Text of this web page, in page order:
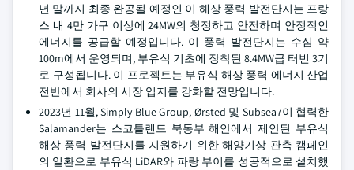
년 말까지 최종 완공될 예정인 이 해상 풍력 발전단지는 프랑
스 내 4만 가구 이상에 24MW의 청정하고 안전하며 안정적인
에너지를 공급할 예정입니다. 이 풍력 발전단지는 수심 약
100m에서 운영되며, 부유식 기초에 장착된 8.4MW급 터빈 3기
로 구성됩니다. 이 프로젝트는 부유식 해상 풍력 에너지 산업
전반에서 회사의 시장 입지를 강화할 전망입니다.
2023년 11월, Simply Blue Group, Ørsted 및 Subsea7이 협력한
Salamander는 스코틀랜드 북동부 해안에서 제안된 부유식
해상 풍력 발전단지를 지원하기 위한 해양기상 관측 캠페인
의 일환으로 부유식 LiDAR와 파랑 부이를 성공적으로 설치했